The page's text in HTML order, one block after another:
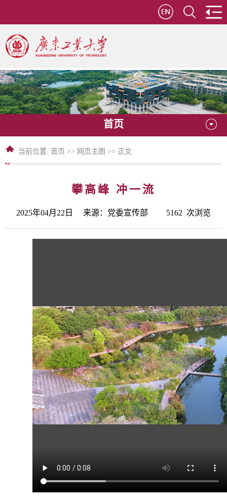
首页
当前位置:首页 >> 网页主图 >> 正文
攀高峰 冲一流
2025年04月22日 来源：党委宣传部 5162 次浏览